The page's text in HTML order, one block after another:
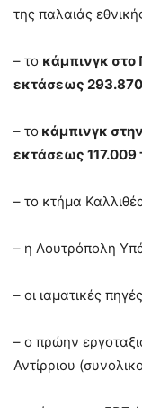
της παλαιάς
– το κάμπινγκ στο
εκτάσεως
– το κάμπινγκ
εκτάσεως 117.009
– το κτήμα
– η Λουτρόπολη
– οι ιαματικές
– ο πρώην
Αντίρριου